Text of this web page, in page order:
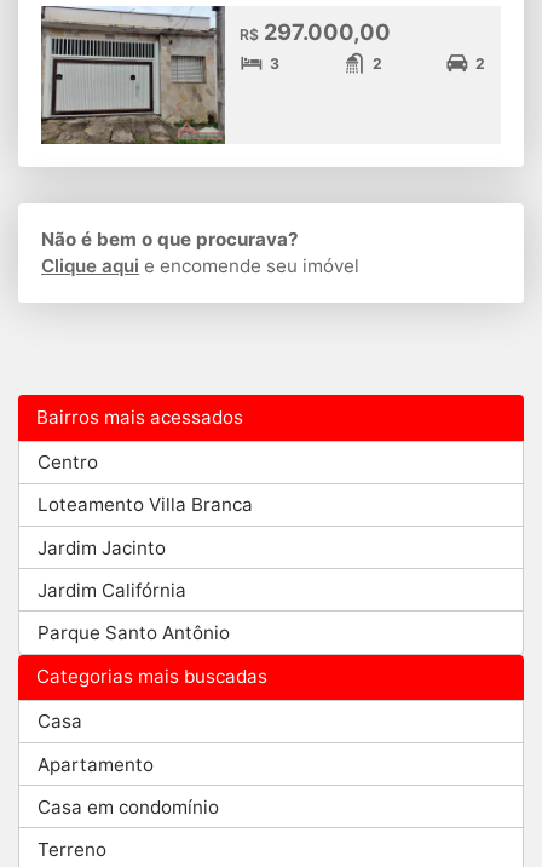
R$ 297.000,00
3 2 2
Não é bem o que procurava?
Clique aqui e encomende seu imóvel
Bairros mais acessados
Centro
Loteamento Villa Branca
Jardim Jacinto
Jardim Califórnia
Parque Santo Antônio
Categorias mais buscadas
Casa
Apartamento
Casa em condomínio
Terreno